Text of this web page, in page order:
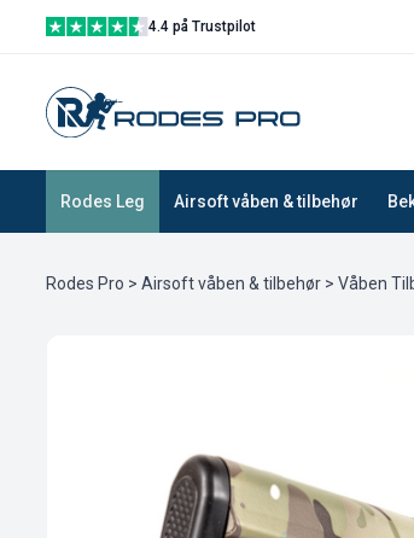
4.4 på Trustpilot
Rodes Leg Airsoft våben & tilbehør
Rodes Pro > Airsoft våben & tilbehør > Våben